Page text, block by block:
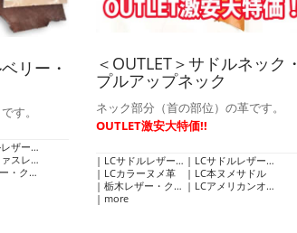
リー・
す。
ド・グレージング
レザー
ックヌメ
＜OUTLET＞サドルネック・
プルアップネック
ネック部分（首の部位）の革です。
OUTLET激安大特価!!
LCサドルレザー・スタンダード・マット
LCサドルレザー・スタンダード・グレージング
LCカラーヌメ革
LC本ヌメサドル
栃木レザー・クラシックヌメ
LCアメリカンオイルレザー
more